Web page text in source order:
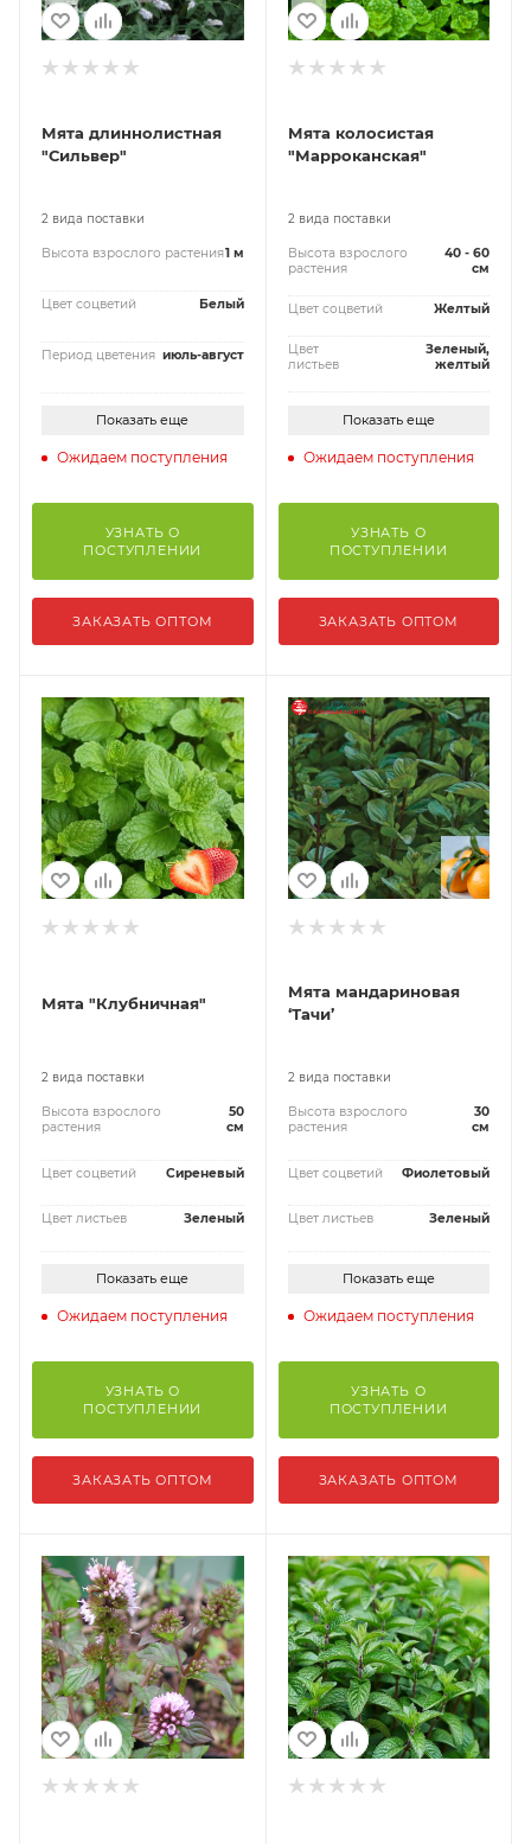
Мята длиннолистная
"Сильвер"
2 вида поставки
Высота взрослого растения1 м
Цвет соцветий Белый
Период цветения июль-август
Показать еще
Ожидаем поступления
УЗНАТЬ О
ПОСТУПЛЕНИИ
ЗАКАЗАТЬ ОПТОМ
Мята колосистая
"Марроканская"
2 вида поставки
Высота взрослого
растения
40 - 60
см
Цвет соцветий Желтый
Цвет
листьев
Зеленый,
желтый
Показать еще
Ожидаем поступления
УЗНАТЬ О
ПОСТУПЛЕНИИ
ЗАКАЗАТЬ ОПТОМ
Мята "Клубничная"
2 вида поставки
Высота взрослого
растения
50
см
Цвет соцветий Сиреневый
Цвет листьев Зеленый
Показать еще
Ожидаем поступления
УЗНАТЬ О
ПОСТУПЛЕНИИ
ЗАКАЗАТЬ ОПТОМ
Мята мандариновая
‘Тачи’
2 вида поставки
Высота взрослого
растения
30
см
Цвет соцветий Фиолетовый
Цвет листьев Зеленый
Показать еще
Ожидаем поступления
УЗНАТЬ О
ПОСТУПЛЕНИИ
ЗАКАЗАТЬ ОПТОМ